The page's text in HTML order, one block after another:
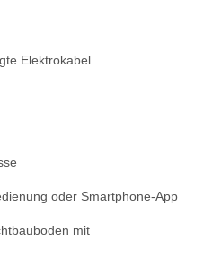
Elektrokabel
oder Smartphone-App
mit